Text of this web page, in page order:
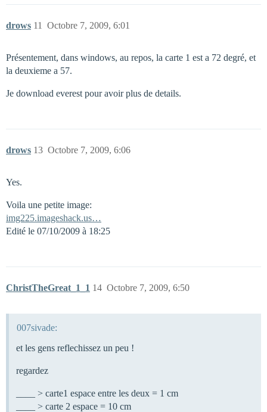
drows Octobre 7, 2009, 6:01
11
Présentement, dans windows, au repos, la carte 1 est a 72 degré, et
la deuxieme a 57.
Je download everest pour avoir plus de details.
drows Octobre 7, 2009, 6:06
13
Yes.
Voila une petite image:
img225.imageshack.us…
Edité le 07/10/2009 à 18:25
ChristTheGreat_1_1 Octobre 7, 2009, 6:50
14
007sivade:
et les gens reflechissez un peu !
regardez
____ > carte1 espace entre les deux = 1 cm
____ > carte 2 espace = 10 cm